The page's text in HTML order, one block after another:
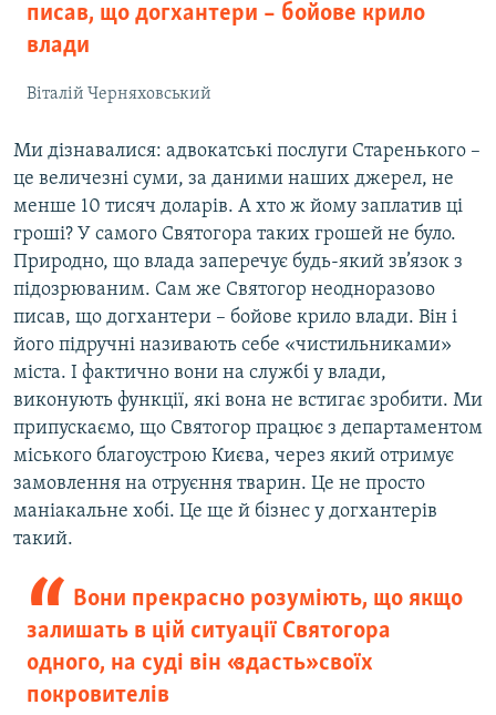
писав, що догхантери – бойове крило
влади
Віталій Черняховський
Ми дізнавалися: адвокатські послуги Старенького –
це величезні суми, за даними наших джерел, не
менше 10 тисяч доларів. А хто ж йому заплатив ці
гроші? У самого Святогора таких грошей не було.
Природно, що влада заперечує будь-який зв’язок з
підозрюваним. Сам же Святогор неодноразово
писав, що догхантери – бойове крило влади. Він і
його підручні називають себе «чистильниками»
міста. І фактично вони на службі у влади,
виконують функції, які вона не встигає зробити. Ми
припускаємо, що Святогор працює з департаментом
міського благоустрою Києва, через який отримує
замовлення на отруєння тварин. Це не просто
маніакальне хобі. Це ще й бізнес у догхантерів
такий.
Вони прекрасно розуміють, що якщо
залишать в цій ситуації Святогора
одного, на суді він «здасть» своїх
покровителів